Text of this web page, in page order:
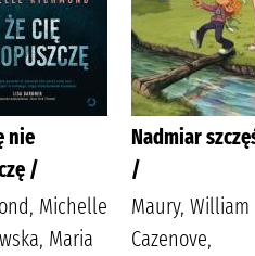
nie
/
Michelle
Maria
Nadmiar
/
Maury, William
Cazenove,